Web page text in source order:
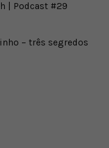
| Podcast #29
– três segredos